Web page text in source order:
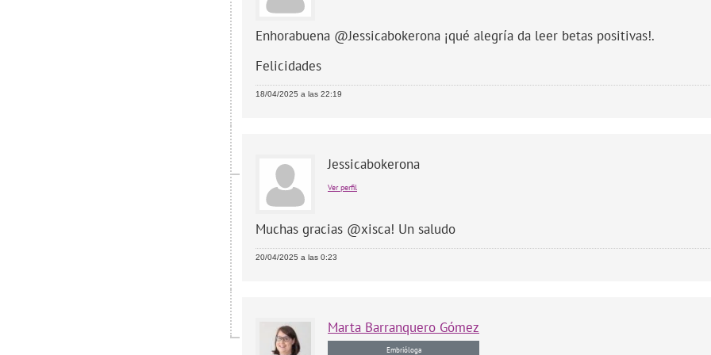
Enhorabuena @Jessicabokerona ¡qué alegría da leer betas positivas!.
Felicidades
18/04/2025 a las 22:19
Jessicabokerona
Ver perfil
Muchas gracias @xisca! Un saludo
20/04/2025 a las 0:23
Marta Barranquero Gómez
Embrióloga